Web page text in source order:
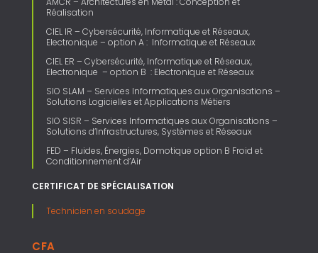
Réalisation
CIEL IR – Cybersécurité, Informatique et Réseaux,
Electronique – option A : Informatique et Réseaux
CIEL ER – Cybersécurité, Informatique et Réseaux,
Electronique – option B : Electronique et Réseaux
SIO SLAM – Services Informatiques aux Organisations –
Solutions Logicielles et Applications Métiers
SIO SISR – Services Informatiques aux Organisations –
Solutions d’Infrastructures, Systèmes et Réseaux
FED – Fluides, Énergies, Domotique option B Froid et
Conditionnement d’Air
CERTIFICAT DE SPÉCIALISATION
Technicien en soudage
CFA